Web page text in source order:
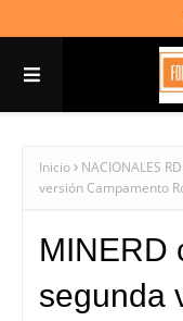
Inicio NACIONALES RD
versión Campamento
MINERD
segunda